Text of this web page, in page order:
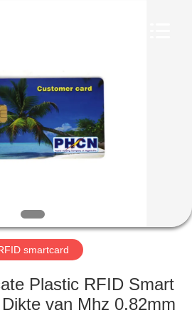
smartcard
Plastic RFID Smart
van Mhz 0.82mm